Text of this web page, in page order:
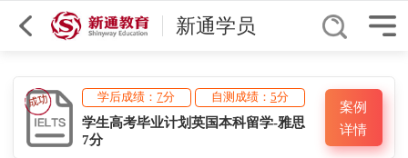
新通学员
综合排序 南京 雅思
学后成绩：7分 自测成绩： 5分
学生高考毕业计划英国本科留学-雅思
7分
案例
详情